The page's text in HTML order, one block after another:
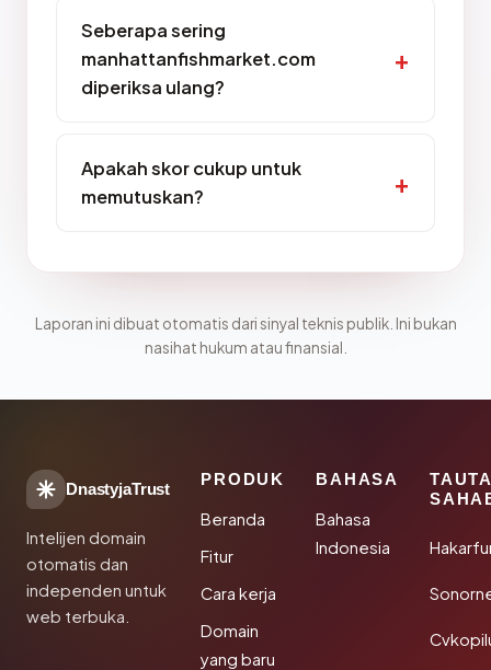
Seberapa sering
manhattanfishmarket.com
diperiksa ulang?
Apakah skor cukup untuk
memutuskan?
Laporan ini dibuat otomatis dari sinyal teknis publik. Ini bukan
nasihat hukum atau finansial.
DnastyjaTrust
Intelijen domain
otomatis dan
independen untuk
web terbuka.
PRODUK
Beranda
Fitur
Cara kerja
Domain
yang baru
BAHASA
Bahasa
Indonesia